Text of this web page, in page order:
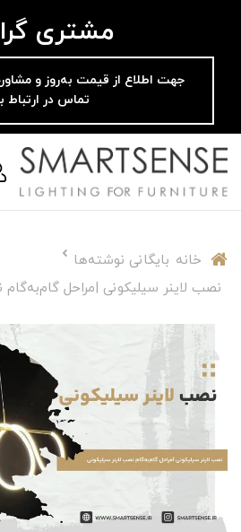
مشتری
جهت اطلاع از قیمت به‌روز و
تماس در ارتباط
خانه بایگانی نوشته‌ها
نصب لاینر سیلیکونی |مراحل